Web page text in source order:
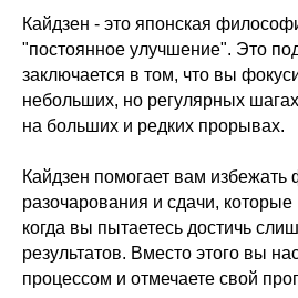
Кайдзен - это японская
"постоянное улучшение". Это
заключается в том, что вы
небольших, но регулярных
на больших и редких прорывах.
Кайдзен помогает вам избежать
разочарования и сдачи, которые
когда вы пытаетесь достичь
результатов. Вместо этого вы
процессом и отмечаете свой